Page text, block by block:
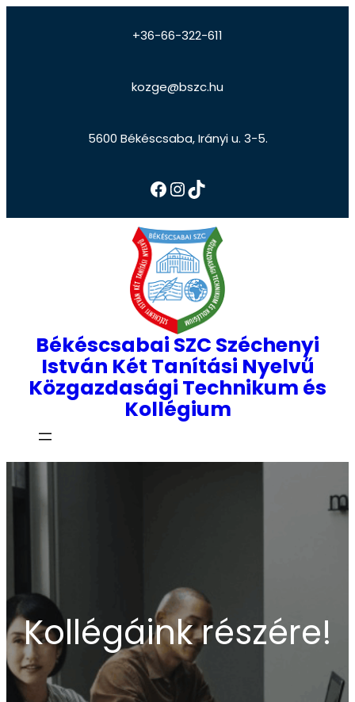
+36-66-322-611
kozge@bszc.hu
5600 Békéscsaba, Irányi u. 3-5.
Békéscsabai SZC Széchenyi
István Két Tanítási Nyelvű
Közgazdasági Technikum és
Kollégium
Kollégáink részére!